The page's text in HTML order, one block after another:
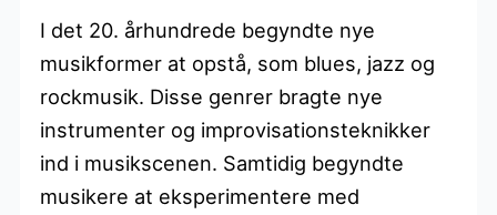
I det 20. århundrede begyndte nye
musikformer at opstå, som blues, jazz og
rockmusik. Disse genrer bragte nye
instrumenter og improvisationsteknikker
ind i musikscenen. Samtidig begyndte
musikere at eksperimentere med